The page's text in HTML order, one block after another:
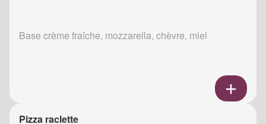
Base crème fraîche, mozzarella, chèvre, miel
Pizza raclette